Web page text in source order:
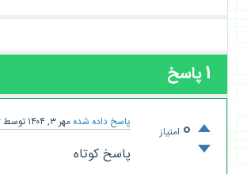
1پاسخ
0 امتیاز
پاسخ داده شده مهر ۳, ۱۴۰۴ توسط
پاسخ کوتاه